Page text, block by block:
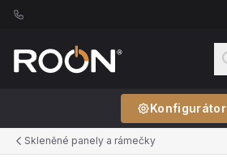
Konfigurátor
Skleněné panely a rámečky